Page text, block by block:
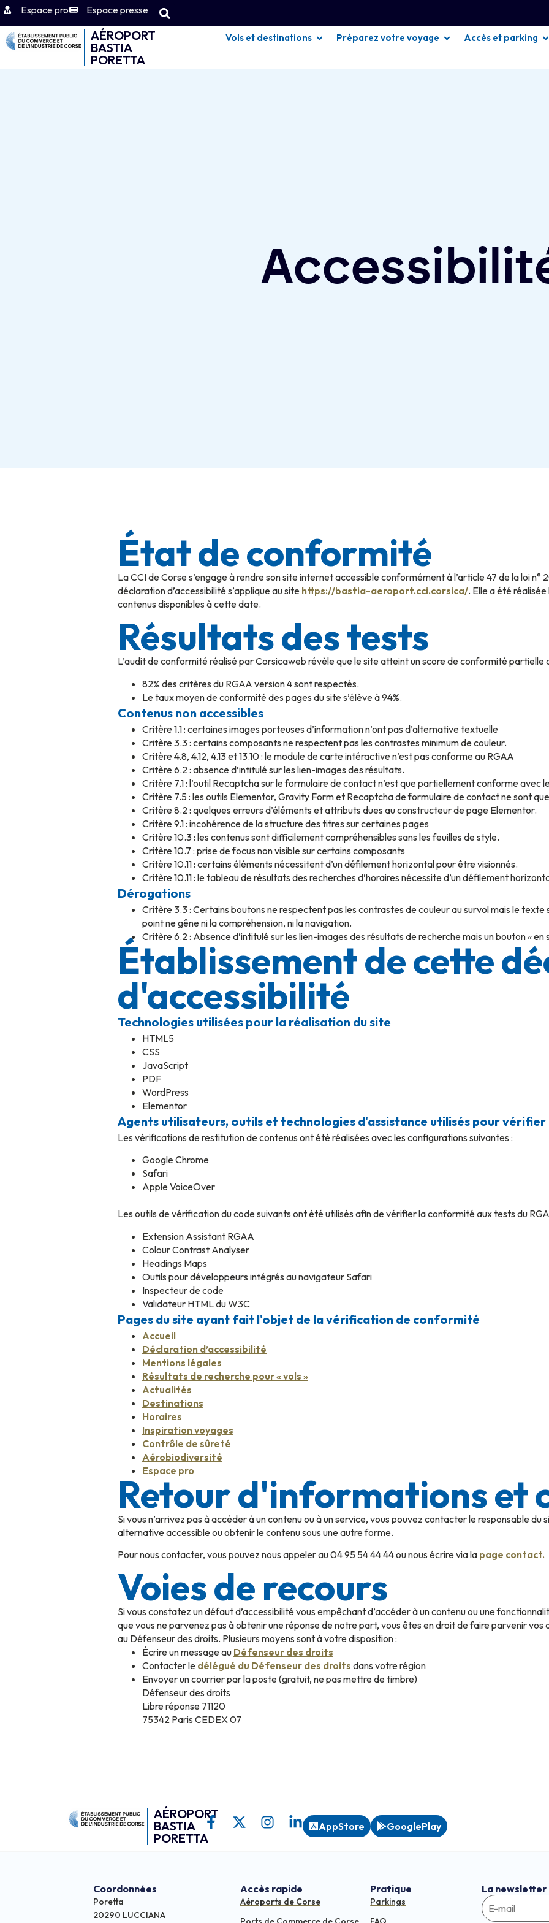
Espace pro Espace presse
AÉROPORT
BASTIA
PORETTA
Vols et destinations Préparez votre voyage Accès et parking
État de conformité
La CCI de Corse s’engage à rendre son site internet accessible conformément à l’article 47 de la loi
déclaration d’accessibilité s’applique au site https://bastia-aeroport.cci.corsica/. Elle a été
contenus disponibles à cette date.
Résultats des tests
L’audit de conformité réalisé par Corsicaweb révèle que le site atteint un score de conformité partielle
82% des critères du RGAA version 4 sont respectés.
Le taux moyen de conformité des pages du site s’élève à 94%.
Contenus non accessibles
Critère 1.1 : certaines images porteuses d’information n’ont pas d’alternative textuelle
Critère 3.3 : certains composants ne respectent pas les contrastes minimum de couleur.
Critère 4.8, 4.12, 4.13 et 13.10 : le module de carte intéractive n’est pas conforme au RGAA
Critère 6.2 : absence d’intitulé sur les lien-images des résultats.
Critère 7.1 : l’outil Recaptcha sur le formulaire de contact n’est que partiellement conforme avec
Critère 7.5 : les outils Elementor, Gravity Form et Recaptcha de formulaire de contact ne sont
Critère 8.2 : quelques erreurs d’éléments et attributs dues au constructeur de page Elementor.
Critère 9.1 : incohérence de la structure des titres sur certaines pages
Critère 10.3 : les contenus sont difficilement compréhensibles sans les feuilles de style.
Critère 10.7 : prise de focus non visible sur certains composants
Critère 10.11 : certains éléments nécessitent d’un défilement horizontal pour être visionnés.
Critère 10.11 : le tableau de résultats des recherches d’horaires nécessite d’un défilement
Dérogations
Critère 3.3 : Certains boutons ne respectent pas les contrastes de couleur au survol mais le texte
point ne gêne ni la compréhension, ni la navigation.
Critère 6.2 : Absence d’intitulé sur les lien-images des résultats de recherche mais un bouton «
Établissement de cette
d'accessibilité
Technologies utilisées pour la réalisation du site
HTML5
CSS
JavaScript
PDF
WordPress
Elementor
Agents utilisateurs, outils et technologies d'assistance utilisés pour vérifier
Les vérifications de restitution de contenus ont été réalisées avec les configurations suivantes :
Google Chrome
Safari
Apple VoiceOver
Les outils de vérification du code suivants ont été utilisés afin de vérifier la conformité aux tests du
Extension Assistant RGAA
Colour Contrast Analyser
Headings Maps
Outils pour développeurs intégrés au navigateur Safari
Inspecteur de code
Validateur HTML du W3C
Pages du site ayant fait l'objet de la vérification de conformité
Accueil
Déclaration d’accessibilité
Mentions légales
Résultats de recherche pour « vols »
Actualités
Destinations
Horaires
Inspiration voyages
Contrôle de sûreté
Aérobiodiversité
Espace pro
Retour d'informations et
Si vous n’arrivez pas à accéder à un contenu ou à un service, vous pouvez contacter le responsable
alternative accessible ou obtenir le contenu sous une autre forme.
Pour nous contacter, vous pouvez nous appeler au 04 95 54 44 44 ou nous écrire via la page contact.
Voies de recours
Si vous constatez un défaut d’accessibilité vous empêchant d’accéder à un contenu ou une
que vous ne parvenez pas à obtenir une réponse de notre part, vous êtes en droit de faire parvenir vos
au Défenseur des droits. Plusieurs moyens sont à votre disposition :
Écrire un message au Défenseur des droits
Contacter le délégué du Défenseur des droits dans votre région
Envoyer un courrier par la poste (gratuit, ne pas mettre de timbre)
Défenseur des droits
Libre réponse 71120
75342 Paris CEDEX 07
AÉROPORT
BASTIA
PORETTA
AppStore GooglePlay
Coordonnées
Poretta
20290 LUCCIANA
Accès rapide
Aéroports de Corse
Pratique
Parkings
La newsletter